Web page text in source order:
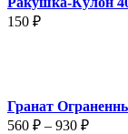
150 ₽
Гранат
560 ₽ – 930 ₽